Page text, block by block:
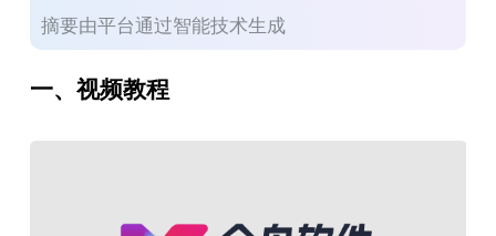
摘要由平台通过智能技术生成
一、视频教程